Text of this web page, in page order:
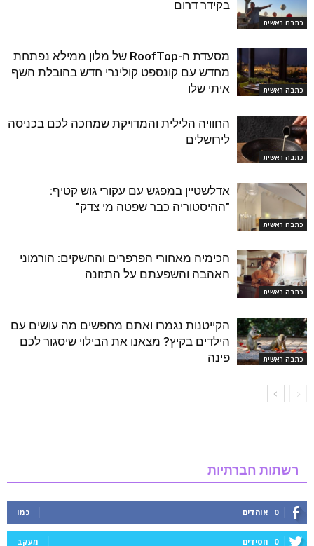
כתבה ראשית
בקידר דרום
כתבה ראשית
מסעדת ה-RoofTop של מלון ממילא נפתחת
מחדש עם קונספט קולינרי חדש בהובלת השף
איתי שלו
כתבה ראשית
החוויה הלילית והמדויקת שמחכה לכם בכניסה
לירושלים
כתבה ראשית
אדלשטיין במפגש עם עקורי גוש קטיף:
"ההיסטוריה כבר שפטה מי צדק"
כתבה ראשית
הכימיה מאחורי הפרפרים והחשקים: הורמוני
האהבה והשפעתם על התזונה
כתבה ראשית
הקייטנות נגמרו ואתם מחפשים מה עושים עם
הילדים בקיץ? מצאנו את הבילוי שיסגור לכם
פינה
רשתות חברתיות
0 אוהדים כמו
0 חסידים מעקב